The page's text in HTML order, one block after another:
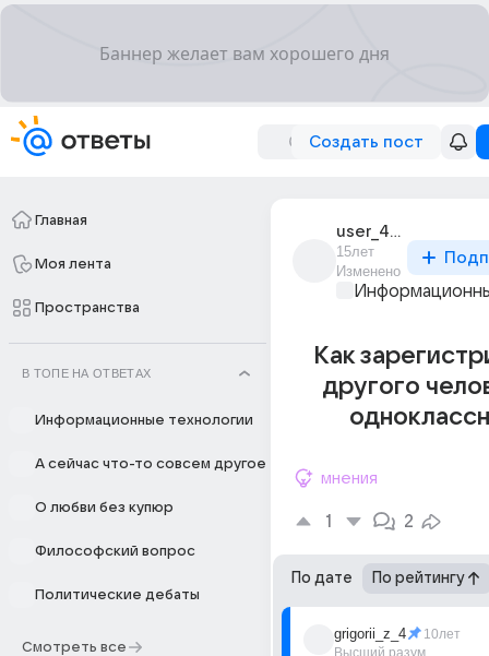
Создать пост
Главная
Моя лента
Пространства
В ТОПЕ НА ОТВЕТАХ
Информационные технологии
А сейчас что-то совсем другое
О любви без купюр
Философский вопрос
Политические дебаты
Смотреть все
user_44214652
15лет
Изменено
Как
другого
мнения
1 2
По дате По рейтингу
grigorii_z_4
Высший разум
10лет